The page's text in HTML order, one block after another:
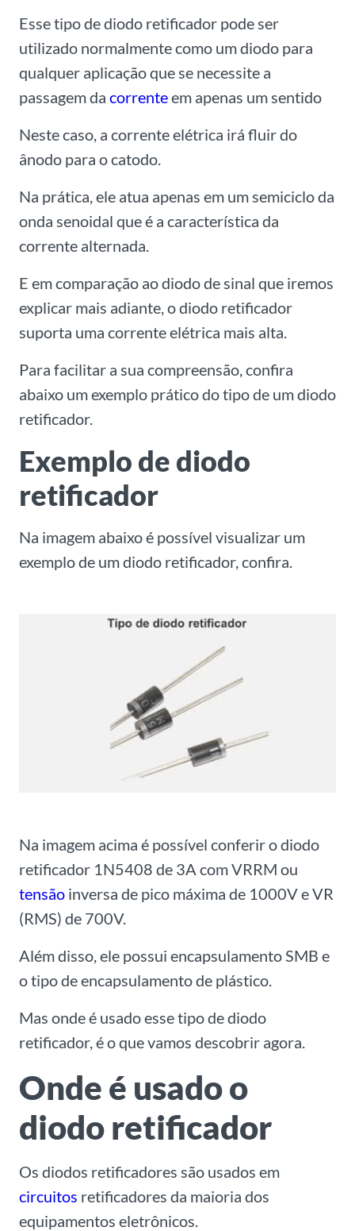
Esse tipo de diodo retificador pode ser
utilizado normalmente como um diodo para
qualquer aplicação que se necessite a
passagem da correnteem apenas um sentido
Neste caso, a corrente elétrica irá fluir do
ânodo para o catodo.
Na prática, ele atua apenas em um semiciclo da
onda senoidal que é a característica da
corrente alternada.
E em comparação ao diodo de sinal que iremos
explicar mais adiante, o diodo retificador
suporta uma corrente elétrica mais alta.
Para facilitar a sua compreensão, confira
abaixo um exemplo prático do tipo de um diodo
retificador.
Exemplo de diodo
retificador
Na imagem abaixo é possível visualizar um
exemplo de um diodo retificador, confira.
Na imagem acima é possível conferir o diodo
retificador 1N5408 de 3A com VRRM ou
tensão inversa de pico máxima de 1000V e VR
(RMS) de 700V.
Além disso, ele possui encapsulamento SMB e
o tipo de encapsulamento de plástico.
Mas onde é usado esse tipo de diodo
retificador, é o que vamos descobrir agora.
Onde é usado o
diodo retificador
Os diodos retificadores são usados em
circuitos retificadores da maioria dos
equipamentos eletrônicos.